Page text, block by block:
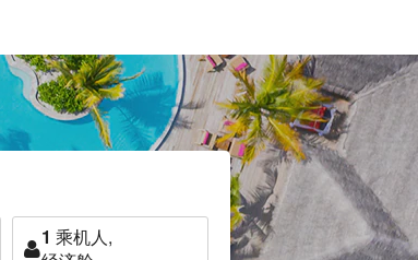
1 乘机人,